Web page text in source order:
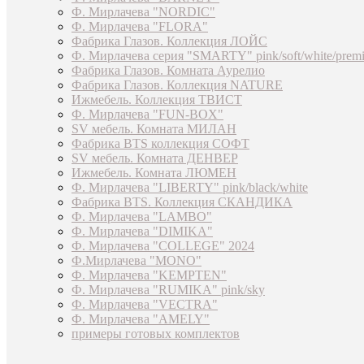
Ф. Мирлачева "NORDIC"
Ф. Мирлачева "FLORA"
Фабрика Глазов. Коллекция ЛОЙС
Ф. Мирлачева серия "SMARTY" pink/soft/white/
Фабрика Глазов. Комната Аурелио
Фабрика Глазов. Коллекция NATURE
Ижмебель. Коллекция ТВИСТ
Ф. Мирлачева "FUN-BOX"
SV мебель. Комната МИЛАН
Фабрика BTS коллекция СОФТ
SV мебель. Комната ДЕНВЕР
Ижмебель. Комната ЛЮМЕН
Ф. Мирлачева "LIBERTY" pink/black/white
Фабрика BTS. Коллекция СКАНДИКА
Ф. Мирлачева "LAMBO"
Ф. Мирлачева "DIMIKA"
Ф. Мирлачева "COLLEGE" 2024
Ф.Мирлачева "MONO"
Ф. Мирлачева "KEMPTEN"
Ф. Мирлачева "RUMIKA" pink/sky
Ф. Мирлачева "VECTRA"
Ф. Мирлачева "AMELY"
примеры готовых комплектов